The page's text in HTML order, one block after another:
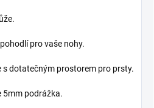
pro vaše nohy.
dotatečným prostorem pro prsty.
5mm podrážka.